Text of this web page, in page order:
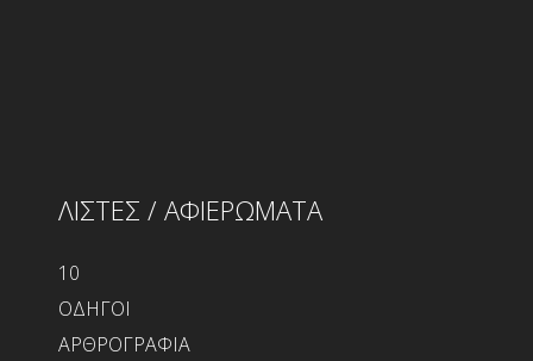
ΛΙΣΤΕΣ / ΑΦΙΕΡΩΜΑΤΑ
10
ΟΔΗΓΟΙ
ΑΡΘΡΟΓΡΑΦΙΑ